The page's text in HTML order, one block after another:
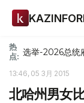
热
点: 选举-2026总统
13:46, 05 3月 2015
北哈州男女